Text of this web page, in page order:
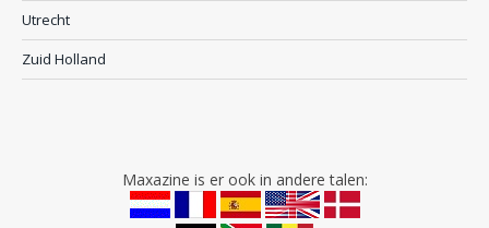
Utrecht
Zuid Holland
Maxazine is er ook in andere talen: